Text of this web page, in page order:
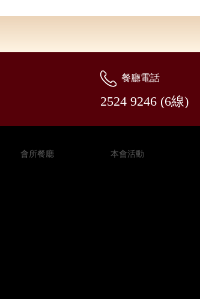
餐廳電話
2524 9246 (6線)
會所餐廳 本會活動